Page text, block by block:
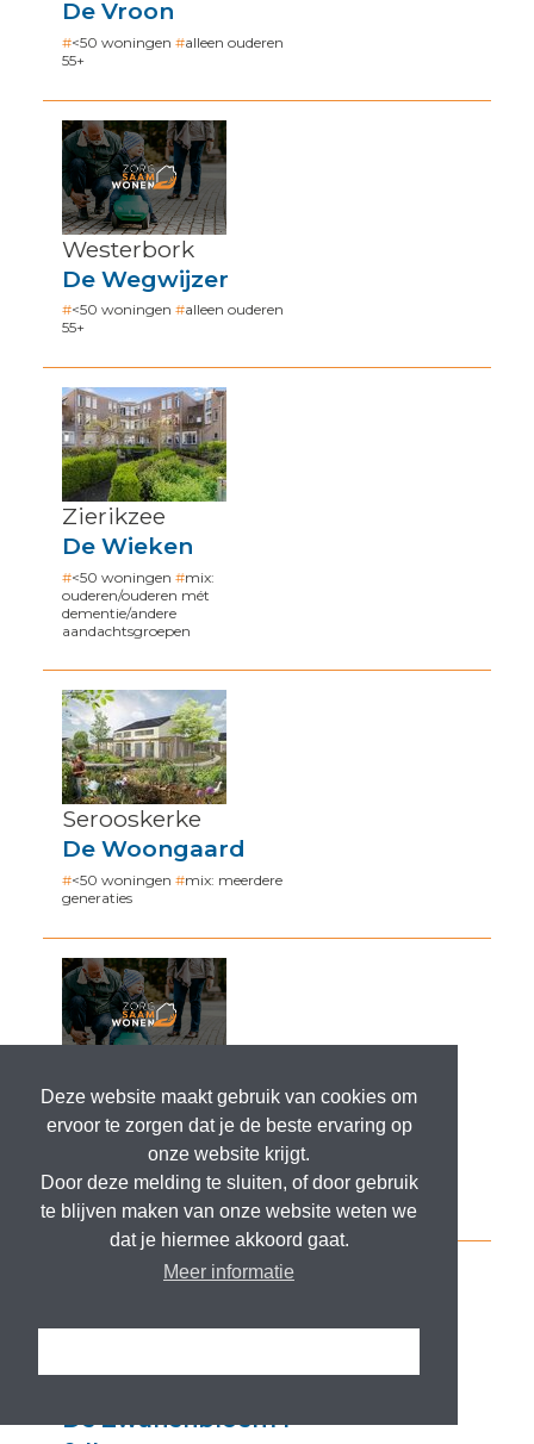
Deze website maakt gebruik van cookies om
ervoor te zorgen dat je de beste ervaring op
onze website krijgt.
Door deze melding te sluiten, of door gebruik
te blijven maken van onze website weten we
dat je hiermee akkoord gaat.
Meer informatie